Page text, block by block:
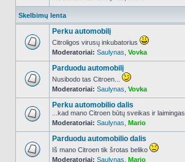
Skelbimų lenta
NO_UNREAD_POSTS
Perku automobilį
Citroligos virusų inkubatorius
Moderatoriai: Saulynas Vovka
NO_UNREAD_POSTS
Parduodu automobilį
Nusibodo tas Citroen...
Moderatoriai: Saulynas Vovka
NO_UNREAD_POSTS
Perku automobilio dalis
...kad mano Citroen būtų sveikas ir laimingas
Moderatoriai: Saulynas Mario
NO_UNREAD_POSTS
Parduodu automobilio dalis
Iš mano Citroen tik šrotas beliko
Moderatoriai: Saulynas Mario